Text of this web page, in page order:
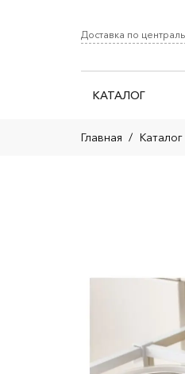
Доставка по
КАТАЛОГ
Главная / Каталог